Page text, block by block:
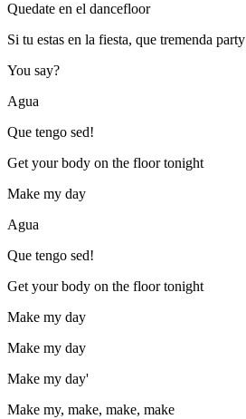
Quedate en el dancefloor
Si tu estas en la fiesta, que tremenda party
You say?
Agua
Que tengo sed!
Get your body on the floor tonight
Make my day
Agua
Que tengo sed!
Get your body on the floor tonight
Make my day
Make my day
Make my day'
Make my, make, make, make